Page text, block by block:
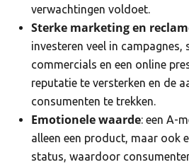
verwachtingen voldoet.
Sterke marketing en
investeren veel in campagnes,
commercials en een online
reputatie te versterken en de
consumenten te trekken.
Emotionele waarde: een A-
alleen een product, maar ook
status, waardoor